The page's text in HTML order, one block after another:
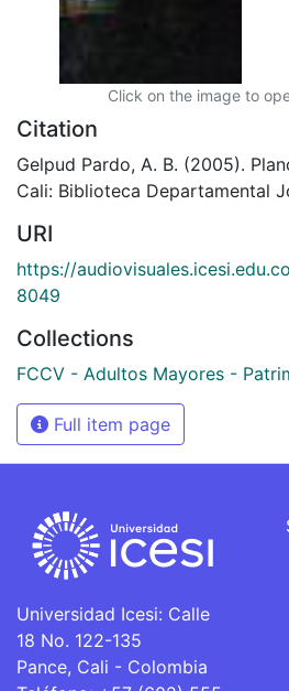
Click on the image to
Citation
Gelpud Pardo, A. B. (2005).
Cali: Biblioteca Departamental
URI
https://
8049
Collections
FCCV - Adultos Mayores -
Full item page
Universidad Icesi: Calle
18 No. 122-135
Pance, Cali - Colombia